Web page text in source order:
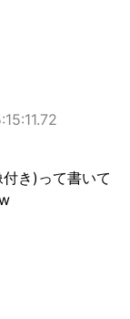
き)って書いて